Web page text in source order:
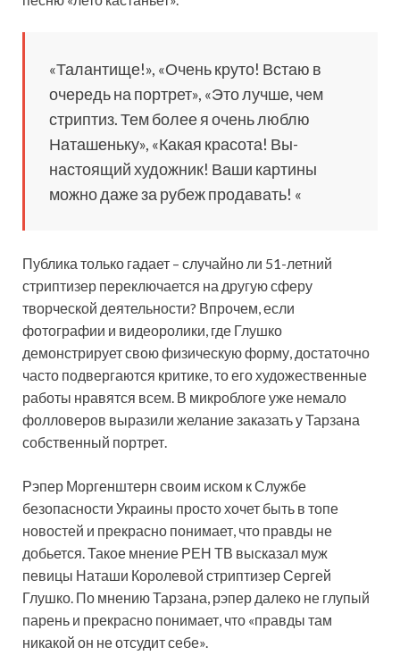
«Талантище!», «Очень круто! Встаю в
очередь на портрет», «Это лучше, чем
стриптиз. Тем более я очень люблю
Наташеньку», «Какая красота! Вы-
настоящий художник! Ваши картины
можно даже за рубеж продавать! «
Публика только гадает – случайно ли 51-летний
стриптизер переключается на другую сферу
творческой деятельности? Впрочем, если
фотографии и видеоролики, где Глушко
демонстрирует свою физическую форму, достаточно
часто подвергаются критике, то его художественные
работы нравятся всем. В микроблоге уже немало
фолловеров выразили желание заказать у Тарзана
собственный портрет.
Рэпер Моргенштерн своим иском к Службе
безопасности Украины просто хочет быть в топе
новостей и прекрасно понимает, что правды не
добьется. Такое мнение РЕН ТВ высказал муж
певицы Наташи Королевой стриптизер Сергей
Глушко. По мнению Тарзана, рэпер далеко не глупый
парень и прекрасно понимает, что «правды там
никакой он не отсудит себе».